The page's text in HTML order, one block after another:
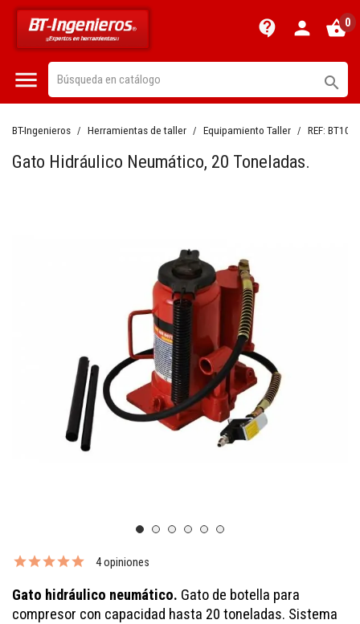
contact_support person shopping_basket0
 
BT-Ingenieros Herramientas de taller Equipamiento Taller REF:
Gato Hidráulico Neumático, 20 Toneladas.
4 opiniones
Gato hidráulico neumático. Gato de botella para
compresor con capacidad hasta 20 toneladas. Sistema